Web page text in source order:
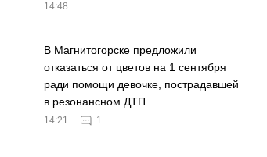
14:48
В Магнитогорске предложили
отказаться от цветов на 1 сентября
ради помощи девочке, пострадавшей
в резонансном ДТП
14:21 1